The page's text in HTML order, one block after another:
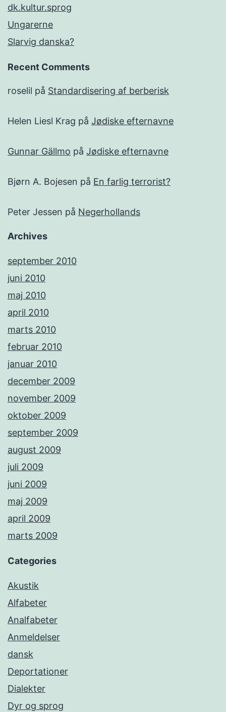
dk.kultur.sprog
Ungarerne
Slarvig danska?
Recent Comments
roselil på Standardisering af berberisk
Helen Liesl Krag på Jødiske efternavne
Gunnar Gällmo på Jødiske efternavne
Bjørn A. Bojesen på En farlig terrorist?
Peter Jessen på Negerhollands
Archives
september 2010
juni 2010
maj 2010
april 2010
marts 2010
februar 2010
januar 2010
december 2009
november 2009
oktober 2009
september 2009
august 2009
juli 2009
juni 2009
maj 2009
april 2009
marts 2009
Categories
Akustik
Alfabeter
Analfabeter
Anmeldelser
dansk
Deportationer
Dialekter
Dyr og sprog